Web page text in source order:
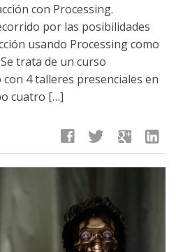
con Processing.
por las posibilidades
usando Processing como
trata de un curso
4 talleres presenciales en
cuatro […]
facebook twitter google linkedin